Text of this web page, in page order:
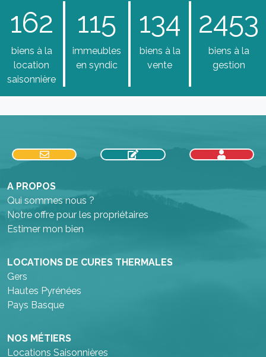
162
biens à la
location
saisonnière
115
immeubles
en syndic
134
biens à la
vente
2453
biens à la
gestion
A PROPOS
Qui sommes nous ?
Notre offre pour les propriétaires
Estimer mon bien
LOCATIONS DE CURES THERMALES
Gers
Hautes Pyrénées
Pays Basque
NOS MÉTIERS
Locations Saisonnières